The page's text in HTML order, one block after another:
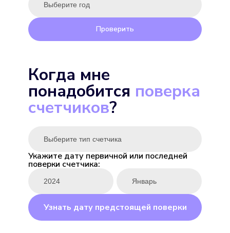
Подробнее
Выбрать
ENBRA для горячей
Выбрать
Проверить
Когда мне
понадобится поверка
счетчиков?
Укажите дату первичной или последней
поверки счетчика:
Узнать дату предстоящей поверки